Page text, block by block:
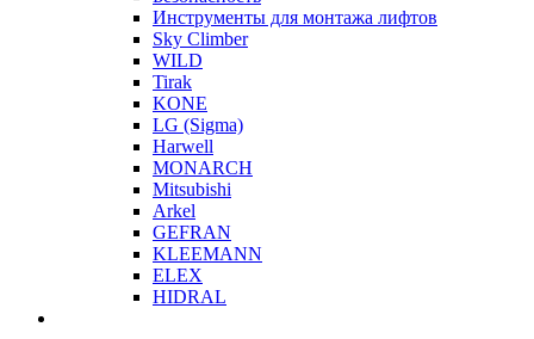
Инструменты для монтажа лифтов
Sky Climber
WILD
Tirak
KONE
LG (Sigma)
Harwell
MONARCH
Mitsubishi
Arkel
GEFRAN
KLEEMANN
ELEX
HIDRAL